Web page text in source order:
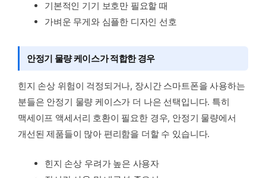
기본적인 기기 보호만 필요할 때
가벼운 무게와 심플한 디자인 선호
안정기 물량 케이스가 적합한 경우
힌지 손상 위험이 걱정되거나, 장시간 스마트폰을 사용하는
분들은 안정기 물량 케이스가 더 나은 선택입니다. 특히
맥세이프 액세서리 호환이 필요한 경우, 안정기 물량에서
개선된 제품들이 많아 편리함을 더할 수 있습니다.
힌지 손상 우려가 높은 사용자